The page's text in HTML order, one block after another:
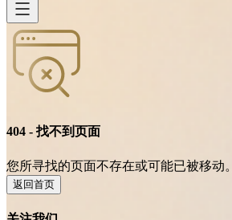
404 - 找不到页面
您所寻找的页面不存在或可能已被移动。
返回首页